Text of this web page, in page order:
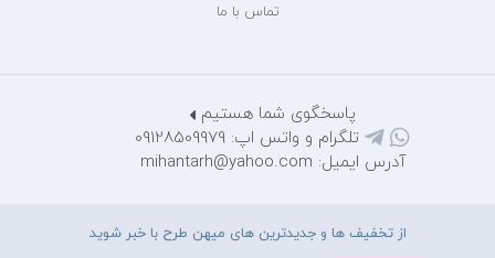
تماس با ما
پاسخگوی شما هستیم
تلگرام و واتس اپ: 09128509979
آدرس ایمیل: mihantarh@yahoo.com
از تخفیف ها و جدیدترین های میهن طرح با خبر شوید